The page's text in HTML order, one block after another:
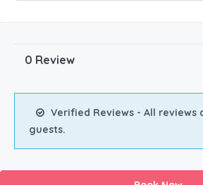
0 Review
Verified Reviews - All
guests.